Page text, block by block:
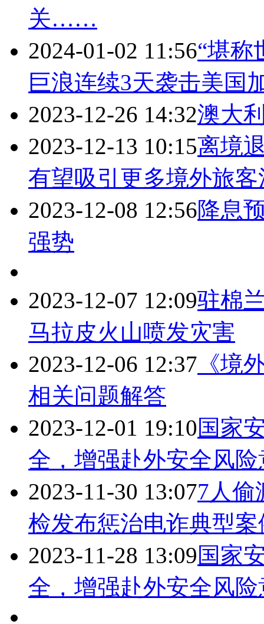
关……
2024-01-02 11:56“堪称
巨浪连续3天袭击美国
2023-12-26 14:32澳大
2023-12-13 10:15离境
有望吸引更多境外旅客
2023-12-08 12:56降息
强势
2023-12-07 12:09驻棉
马拉皮火山喷发灾害
2023-12-06 12:37 《境
相关问题解答
2023-12-01 19:10国家
全，增强赴外安全风险
2023-11-30 13:077人偷
检发布惩治电诈典型案
2023-11-28 13:09国家
全，增强赴外安全风险